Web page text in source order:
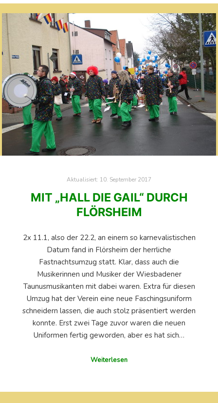
Aktualisiert: 10. September 2017
MIT „HALL DIE GAIL“ DURCH
FLÖRSHEIM
2x 11.1, also der 22.2, an einem so karnevalistischen
Datum fand in Flörsheim der herrliche
Fastnachtsumzug statt. Klar, dass auch die
Musikerinnen und Musiker der Wiesbadener
Taunusmusikanten mit dabei waren. Extra für diesen
Umzug hat der Verein eine neue Faschingsuniform
schneidern lassen, die auch stolz präsentiert werden
konnte. Erst zwei Tage zuvor waren die neuen
Uniformen fertig geworden, aber es hat sich…
Weiterlesen